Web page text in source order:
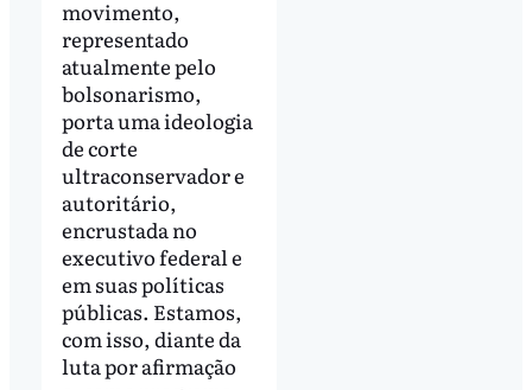
movimento,
representado
atualmente pelo
bolsonarismo,
porta uma ideologia
de corte
ultraconservador e
autoritário,
encrustada no
executivo federal e
em suas políticas
públicas. Estamos,
com isso, diante da
luta por afirmação